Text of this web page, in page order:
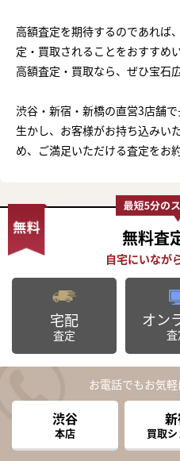
高額査定を期待するのであれば
定・買取されることをおすすめ
高額査定・買取なら、ぜひ宝石
渋谷・新宿・新橋の直営3店舗
生かし、お客様がお持ち込みい
め、ご満足いただける査定をお
無料査
宅配
査定
オン
査
お電話でもお気
渋谷
本店 買取